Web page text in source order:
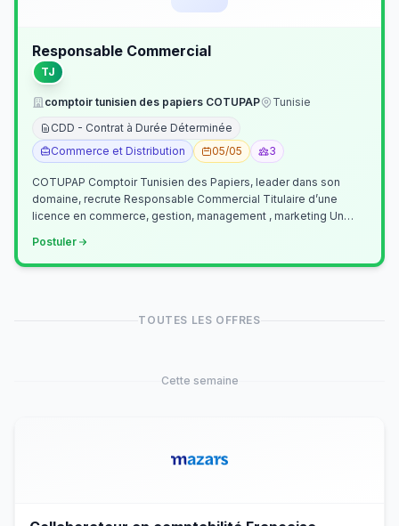
Responsable Commercial
TJ
comptoir tunisien des papiers COTUPAP
Tunisie
CDD - Contrat à Durée Déterminée
Commerce et Distribution
05/05 3
COTUPAP Comptoir Tunisien des Papiers, leader dans son
domaine, recrute Responsable Commercial Titulaire d’une
licence en commerce, gestion, management , marketing Un
Postuler
TOUTES LES OFFRES
Cette semaine